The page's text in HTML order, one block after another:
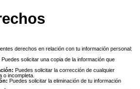
derechos en relación con tu información personal:
Puedes solicitar una copia de la información que
Puedes solicitar la corrección de cualquier
o incompleta.
Puedes solicitar la eliminación de tu información